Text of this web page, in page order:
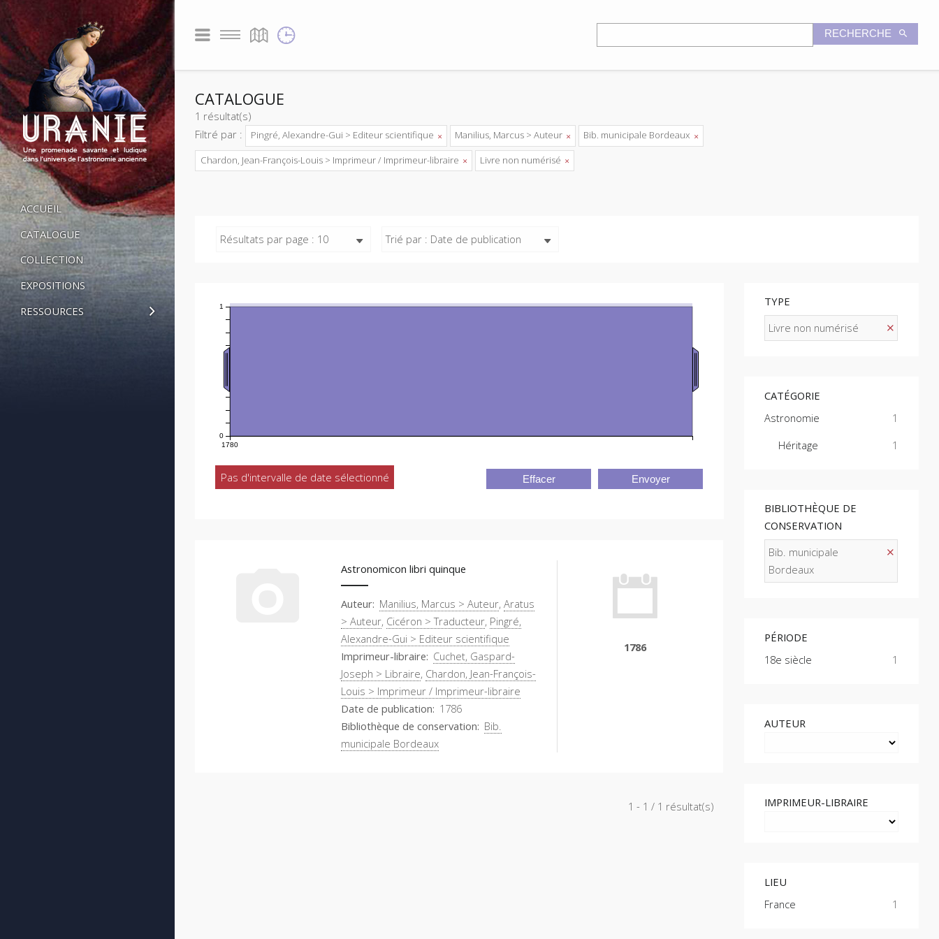
ACCUEIL
CATALOGUE
COLLECTION
EXPOSITIONS
RESSOURCES
RECHERCHE
CATALOGUE
1 résultat(s)
Filtré par :
Pingré, Alexandre-Gui > Editeur scientifique Manilius, Marcus > Auteur
Bib. municipale Bordeaux
Chardon, Jean-François-Louis > Imprimeur / Imprimeur-libraire
Livre non numérisé
Résultats par page : 10 Trié par : Date de publication
1780
0
1
Pas d'intervalle de date sélectionné Envoyer
Effacer
Astronomicon libri quinque
Auteur Manilius, Marcus > Auteur,Aratus
> Auteur, Cicéron > Traducteur, Pingré,
Alexandre-Gui > Editeur scientifique
Imprimeur-libraire Cuchet, Gaspard-
Joseph > Libraire, Chardon, Jean-François-
Louis > Imprimeur / Imprimeur-libraire
Date de publication 1786
Bibliothèque de conservation Bib.
municipale Bordeaux
1786
1 - 1 / 1 résultat(s)
TYPE
Livre non numérisé
CATÉGORIE
Astronomie
1
Héritage
1
BIBLIOTHÈQUE DE
CONSERVATION
Bib. municipale
Bordeaux
PÉRIODE
18e siècle
1
AUTEUR
IMPRIMEUR-LIBRAIRE
LIEU
France
1